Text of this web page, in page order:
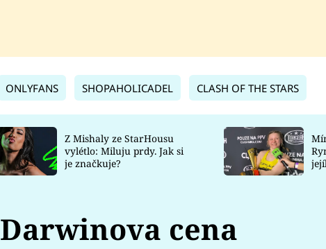
ONLYFANS SHOPAHOLICADEL CLASH OF THE STARS
Z Mishaly ze StarHousu
vylétlo: Miluju prdy. Jak si
je značkuje?
Darwinova cena